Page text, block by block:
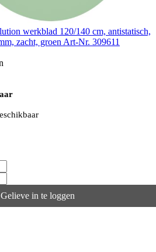
werkblad 120/140 cm, antistatisch,
zacht, groen Art-Nr. 309611
in te loggen